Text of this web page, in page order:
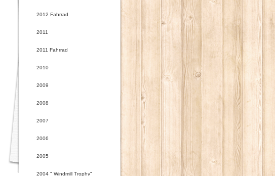
2012 Fahrrad
2011
2011 Fahrrad
2010
2009
2008
2007
2006
2005
2004 " Windmill Trophy"